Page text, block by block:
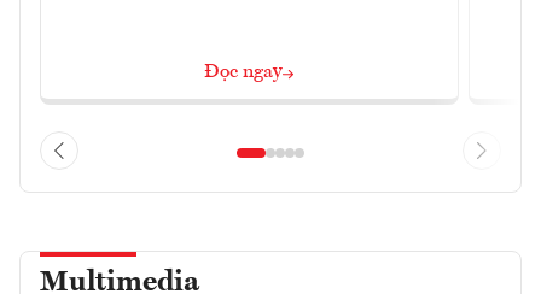
Đọc ngay
Multimedia